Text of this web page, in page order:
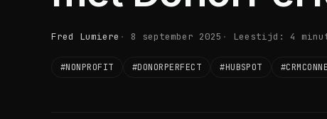
Fred Lumiere 8 september 2025 Leestijd: 4
#NONPROFIT #DONORPERFECT #HUBSPOT